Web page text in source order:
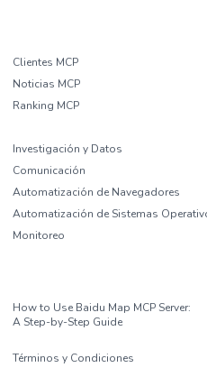
Clientes MCP
Noticias MCP
Ranking MCP
Investigación y Datos
Comunicación
Automatización de Navegadores
Automatización de Sistemas
Monitoreo
How to Use Baidu Map MCP Server:
A Step-by-Step Guide
Términos y Condiciones